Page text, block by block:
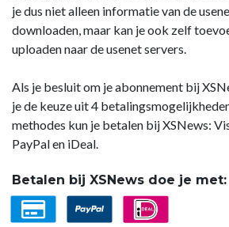
je dus niet alleen informatie van de
downloaden, maar kan je ook zelf
uploaden naar de usenet servers.
Als je besluit om je abonnement bij
je de keuze uit 4
methodes kun je betalen bij XSNews:
PayPal en iDeal.
Betalen bij XSNews doe je met: